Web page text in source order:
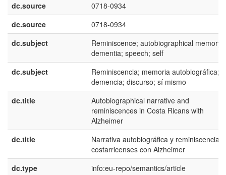
dc.source
0718-0934
dc.source
0718-0934
dc.subject
Reminiscence; autobiographical memory;
dementia; speech; self
dc.subject
Reminiscencia; memoria autobiográfica;
demencia; discurso; sí mismo
dc.title
Autobiographical narrative and
reminiscences in Costa Ricans with
Alzheimer
dc.title
Narrativa autobiográfica y reminiscencias
costarricenses con Alzheimer
dc.type
info:eu-repo/semantics/article